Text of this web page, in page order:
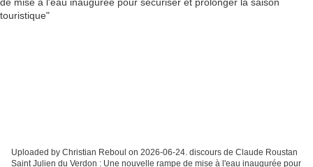
Uploaded by Christian Reboul on 2026-06-24. discours de Claude Roustan
Saint Julien du Verdon : Une nouvelle rampe de mise à l'eau inaugurée pour